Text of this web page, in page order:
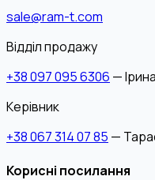
sale@ram-t.com
Відділ продажу
+38 097 095 6306 — Ірина
Керівник
+38 067 314 07 85 —
Корисні посилання